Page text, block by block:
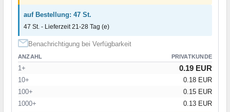
auf Bestellung: 47 St.
47 St. - Lieferzeit 21-28 Tag (e)
Benachrichtigung bei Verfügbarkeit
ANZAHL PRIVATKUNDE
1+ 0.19 EUR
10+
0.18 EUR
100+
0.15 EUR
1000+
0.13 EUR